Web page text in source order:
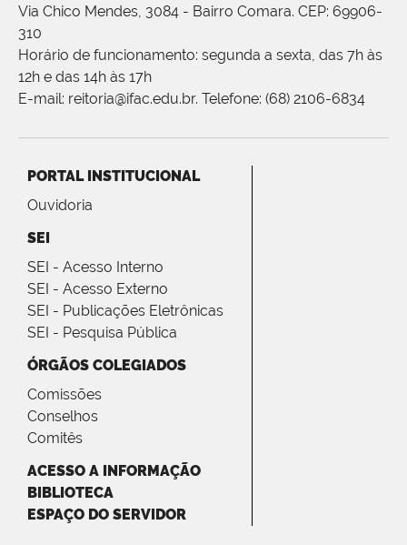
Via Chico Mendes, 3084 - Bairro Comara. CEP: 69906-
310
Horário de funcionamento: segunda a sexta, das 7h às
12h e das 14h às 17h
E-mail: reitoria@ifac.edu.br. Telefone: (68) 2106-6834
PORTAL INSTITUCIONAL
Ouvidoria
SEI
SEI - Acesso Interno
SEI - Acesso Externo
SEI - Publicações Eletrônicas
SEI - Pesquisa Pública
ÓRGÃOS COLEGIADOS
Comissões
Conselhos
Comitês
ACESSO A INFORMAÇÃO
BIBLIOTECA
ESPAÇO DO SERVIDOR